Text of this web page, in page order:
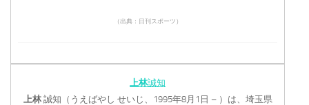
（出典：日刊スポーツ）
上林誠知
上林誠知（うえばやし せいじ、1995年8月1日 – ）は、埼玉県